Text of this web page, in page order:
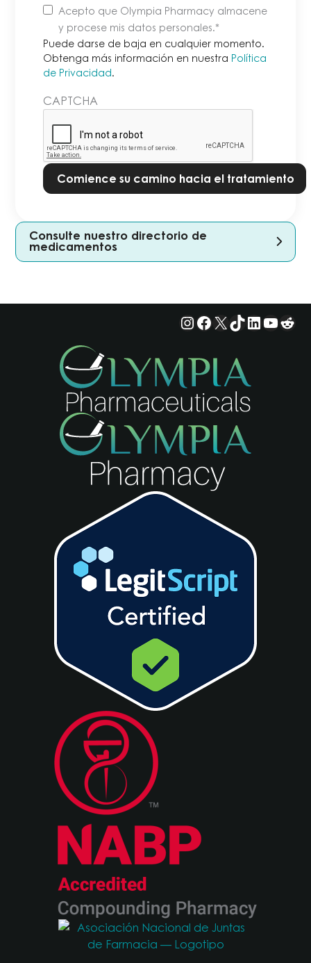
Puede
darse
de
baja
en
momento.
Obtenga
más
información
en
nuestra
de
Privacidad.*
Acepto que Olympia Pharmacy almacene
y procese mis datos personales.*
Puede darse de baja en cualquier momento.
Obtenga más información en nuestra Política
de Privacidad.
CAPTCHA
Consulte nuestro directorio de
medicamentos
Instagram
Facebook
X TikTok
LinkedIn